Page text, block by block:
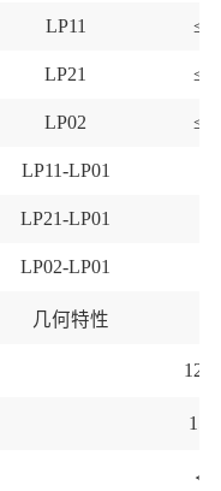
LP11
LP21
LP02
LP11-LP01
LP21-LP01
LP02-LP01
几何特性
125
＜